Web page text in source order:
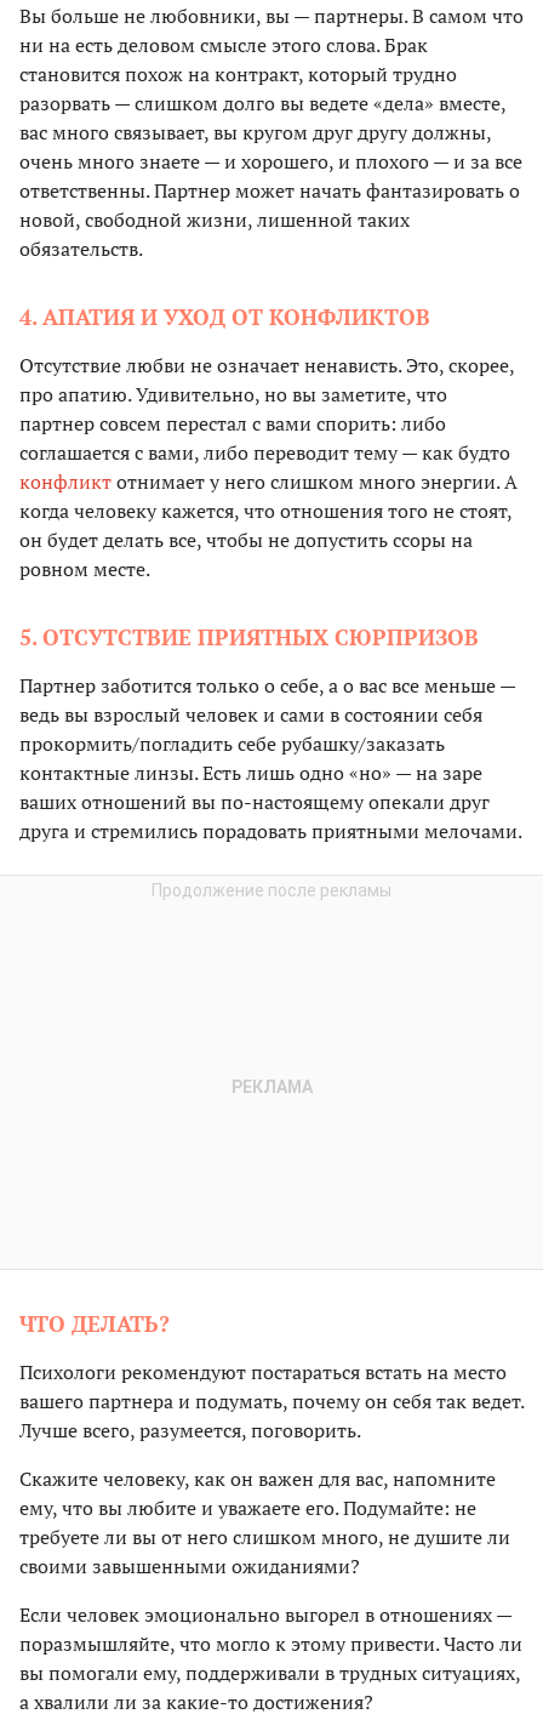
Вы больше не любовники, вы — партнеры. В самом что
ни на есть деловом смысле этого слова. Брак
становится похож на контракт, который трудно
разорвать — слишком долго вы ведете «дела» вместе,
вас много связывает, вы кругом друг другу должны,
очень много знаете — и хорошего, и плохого — и за все
ответственны. Партнер может начать фантазировать о
новой, свободной жизни, лишенной таких
обязательств.
4. АПАТИЯ И УХОД ОТ КОНФЛИКТОВ
Отсутствие любви не означает ненависть. Это, скорее,
про апатию. Удивительно, но вы заметите, что
партнер совсем перестал с вами спорить: либо
соглашается с вами, либо переводит тему — как будто
конфликтотнимает у него слишком много энергии. А
когда человеку кажется, что отношения того не стоят,
он будет делать все, чтобы не допустить ссоры на
ровном месте.
5. ОТСУТСТВИЕ ПРИЯТНЫХ СЮРПРИЗОВ
Партнер заботится только о себе, а о вас все меньше —
ведь вы взрослый человек и сами в состоянии себя
прокормить/погладить себе рубашку/заказать
контактные линзы. Есть лишь одно «но» — на заре
ваших отношений вы по-настоящему опекали друг
друга и стремились порадовать приятными мелочами.
ЧТО ДЕЛАТЬ?
Психологи рекомендуют постараться встать на место
вашего партнера и подумать, почему он себя так ведет.
Лучше всего, разумеется, поговорить.
Скажите человеку, как он важен для вас, напомните
ему, что вы любите и уважаете его. Подумайте: не
требуете ли вы от него слишком много, не душите ли
своими завышенными ожиданиями?
Если человек эмоционально выгорел в отношениях —
поразмышляйте, что могло к этому привести. Часто ли
вы помогали ему, поддерживали в трудных ситуациях,
а хвалили ли за какие-то достижения?